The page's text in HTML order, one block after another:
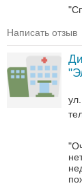
Написать отзыв